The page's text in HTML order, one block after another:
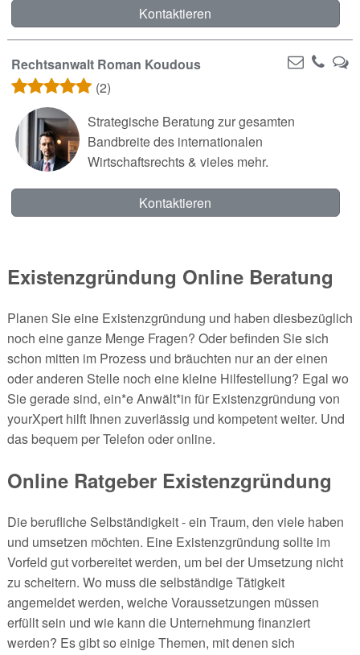
Kontaktieren
Rechtsanwalt Roman Koudous
(2)
Strategische Beratung zur gesamten
Bandbreite des internationalen
Wirtschaftsrechts & vieles mehr.
Kontaktieren
Existenzgründung Online Beratung
Planen Sie eine Existenzgründung und haben diesbezüglich
noch eine ganze Menge Fragen? Oder befinden Sie sich
schon mitten im Prozess und bräuchten nur an der einen
oder anderen Stelle noch eine kleine Hilfestellung? Egal wo
Sie gerade sind, ein*e Anwält*in für Existenzgründung von
yourXpert hilft Ihnen zuverlässig und kompetent weiter. Und
das bequem per Telefon oder online.
Online Ratgeber Existenzgründung
Die berufliche Selbständigkeit - ein Traum, den viele haben
und umsetzen möchten. Eine Existenzgründung sollte im
Vorfeld gut vorbereitet werden, um bei der Umsetzung nicht
zu scheitern. Wo muss die selbständige Tätigkeit
angemeldet werden, welche Voraussetzungen müssen
erfüllt sein und wie kann die Unternehmung finanziert
werden? Es gibt so einige Themen, mit denen sich